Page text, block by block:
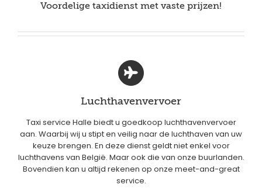
Voordelige taxidienst met vaste prijzen!
Luchthavenvervoer
Taxi service Halle biedt u goedkoop luchthavenvervoer
aan. Waarbij wij u stipt en veilig naar de luchthaven van uw
keuze brengen. En deze dienst geldt niet enkel voor
luchthavens van België. Maar ook die van onze buurlanden.
Bovendien kan u altijd rekenen op onze meet-and-great
service.